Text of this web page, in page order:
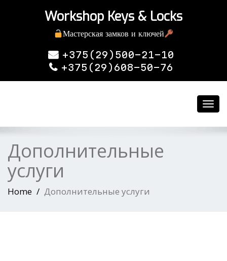
Workshop Keys & Locks
Мастерская замков и ключей
+375(29)500-21-10
+375(29)608-50-76
Дополнительные
услуги
Home Дополнительные услуги